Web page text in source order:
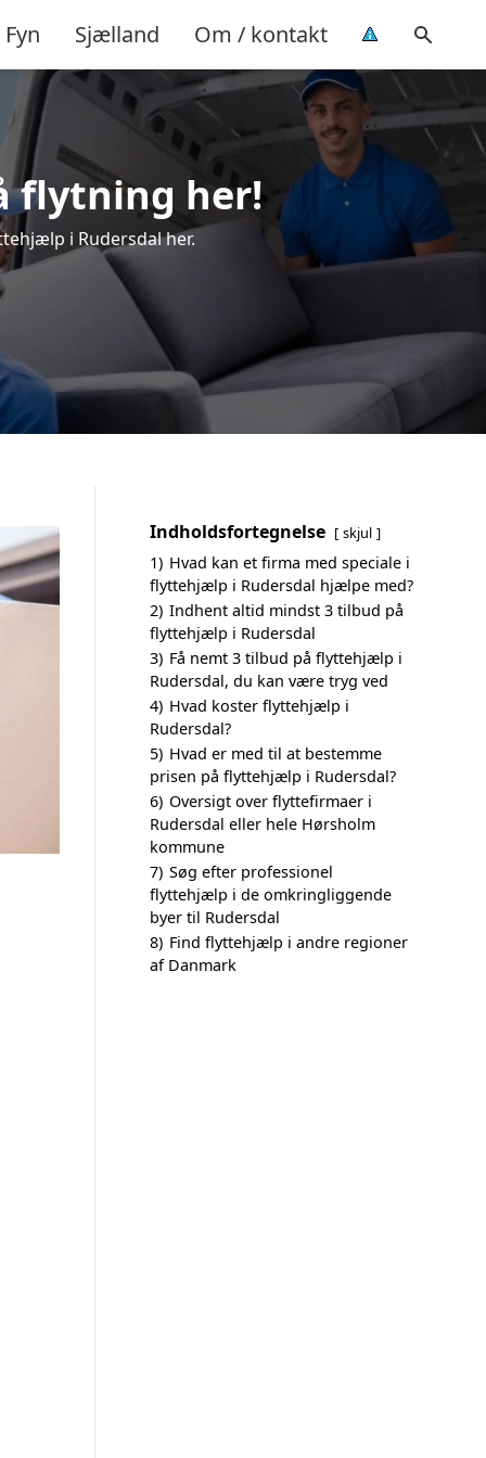
Fyn Sjælland Om / kontakt
flytning her!
i Rudersdal her.
Indholdsfortegnelse skjul
1) Hvad kan et firma med speciale i
flyttehjælp i Rudersdal hjælpe med?
2) Indhent altid mindst 3 tilbud på
flyttehjælp i Rudersdal
3) Få nemt 3 tilbud på flyttehjælp i
Rudersdal, du kan være tryg ved
4) Hvad koster flyttehjælp i
Rudersdal?
5) Hvad er med til at bestemme
prisen på flyttehjælp i Rudersdal?
6) Oversigt over flyttefirmaer i
Rudersdal eller hele Hørsholm
kommune
7) Søg efter professionel
flyttehjælp i de omkringliggende
byer til Rudersdal
8) Find flyttehjælp i andre regioner
af Danmark